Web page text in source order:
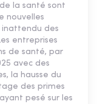
la santé sont
nouvelles
inattendu des
entreprises
de santé, par
avec des
la hausse du
des primes
pesé sur les